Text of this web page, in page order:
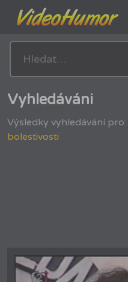
Vyhledáváni
Výsledky vyhledávání pro:
bolestivosti